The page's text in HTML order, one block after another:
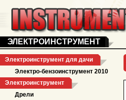
ЭЛЕКТРОИНСТРУМЕНТ
Электроинструмент для дачи
Электро-бензоинструмент 2010
Электроинструмент
Дрели